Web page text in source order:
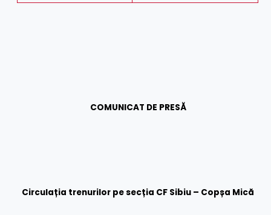
COMUNICAT DE PRESĂ
Circulația trenurilor pe secția CF Sibiu – Copșa Mică